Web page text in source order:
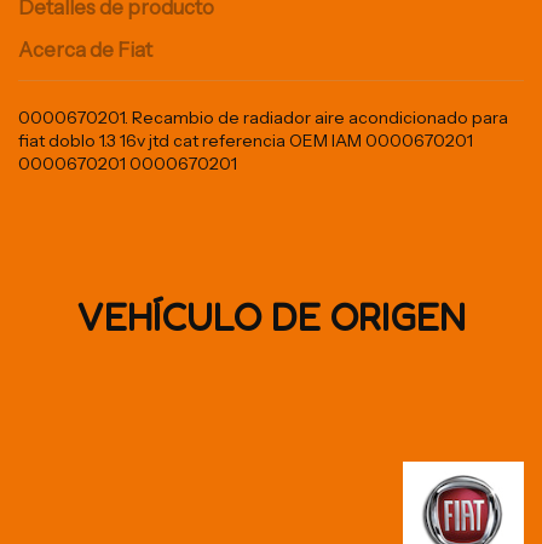
Detalles de producto
Acerca de Fiat
0000670201. Recambio de radiador aire acondicionado para
fiat doblo 1.3 16v jtd cat referencia OEM IAM 0000670201
0000670201 0000670201
VEHÍCULO DE ORIGEN